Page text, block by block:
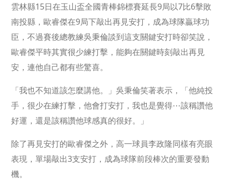
雲林縣15日在玉山盃全國青棒錦標賽延長9局以7比6擊敗
南投縣，歐睿傑在9局下敲出再見安打，成為球隊贏球功
臣，不過賽後總教練吳秉倫談到這支關鍵安打時卻笑說，
歐睿傑平時其實很少練打擊，能夠在關鍵時刻敲出再見
安，連他自己都有些驚喜。
「我也不知道該怎麼講他。」吳秉倫笑著表示，「他純投
手，很少在練打擊，他會打安打，我也是覺得⋯該稱讚他
好運，還是該稱讚他球感真的很好。」
除了再見安打的歐睿傑之外，高一球員李政隆同樣有亮眼
表現，單場敲出3支安打，成為球隊前段棒次的重要發動
機。